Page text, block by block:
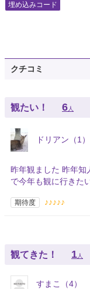
埋め込みコード
クチコミ
観たい！ 6人
ドリアン（1）
昨年観ました 昨年知
で今年も観に行きた
期待度 ♪♪♪♪♪
観てきた！ 1 人
すまこ（4）